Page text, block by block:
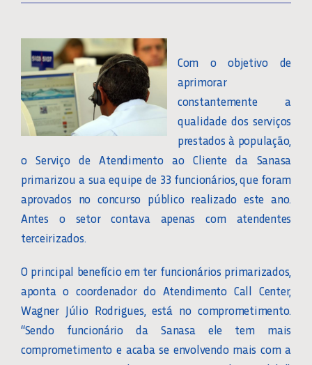
Com o objetivo de
aprimorar
constantemente a
qualidade dos serviços
prestados à população,
o Serviço de Atendimento ao Cliente da Sanasa
primarizou a sua equipe de 33 funcionários, que foram
aprovados no concurso público realizado este ano.
Antes o setor contava apenas com atendentes
terceirizados.
O principal benefício em ter funcionários primarizados,
aponta o coordenador do Atendimento Call Center,
Wagner Júlio Rodrigues, está no comprometimento.
“Sendo funcionário da Sanasa ele tem mais
comprometimento e acaba se envolvendo mais com a